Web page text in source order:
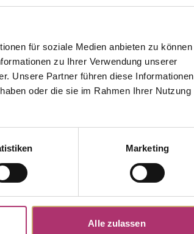
für soziale Medien anbieten zu können
zu Ihrer Verwendung unserer
Unsere Partner führen diese Informationen
oder die sie im Rahmen Ihrer Nutzung
Marketing
Alle zulassen
Metal Fineness
Size
Gem Type
Diamond